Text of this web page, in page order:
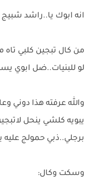
انه ابوك يا..راشد شبيج
من كال تبجين كلبي
لو للبنيات..ضل ابوي
والله عرفته هذا دوني
يبويه كلشي ينحل
برجلي..ذبي حمولج عليه
وسكت وكال: